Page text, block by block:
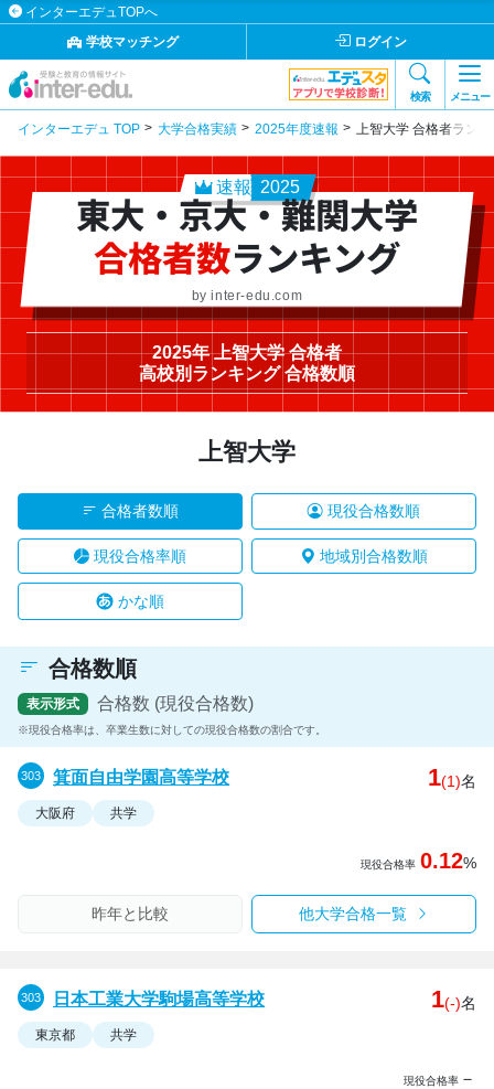
インターエデュTOPへ
学校マッチング
ログイン
検索 メニュー
インターエデュ TOP 大学合格実績 2025年度速報 上智大学 合格者ラン
速報 2025
東大・京大・難関大学
合格者数ランキング
by inter-edu.com
2025年 上智大学 合格者
高校別ランキング 合格数順
上智大学
合格者数順 現役合格数順
現役合格率順 地域別合格数順
かな順
合格数順
表示形式 合格数 (現役合格数)
現役合格率は、卒業生数に対しての現役合格数の割合です。
箕面自由学園高等学校 1(1)名
大阪府 共学
現役合格率 0.12%
昨年と比較 他大学合格一覧
日本工業大学駒場高等学校 1(-)名
東京都 共学
現役合格率 －